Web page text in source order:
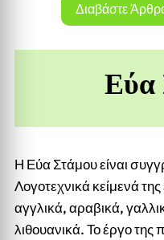
Διαβάστε
Εύα
Η Εύα Στάμου είναι
Λογοτεχνικά κείμενά
αγγλικά, αραβικά,
λιθουανικά. Το έργο της